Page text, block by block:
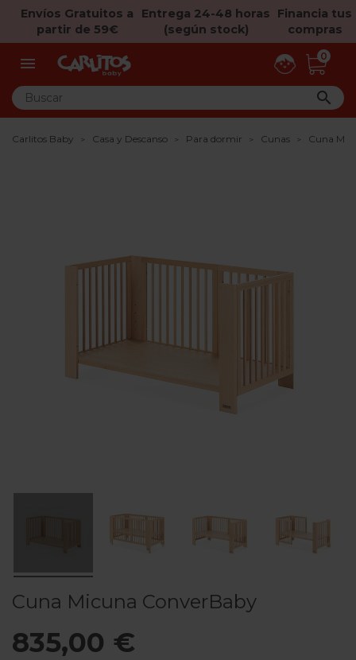
Envíos Gratuitos a
partir de 59€
Entrega 24-48 horas
(según stock)
Financia tus
compras
 0

Carlitos Baby Casa y Descanso Para dormir Cunas Cuna
Cuna Micuna ConverBaby
835,00 €